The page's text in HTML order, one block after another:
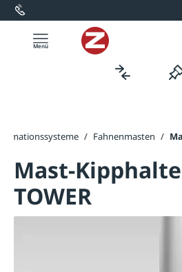
springen
/ Fahnenmasten /
Mast-
TOWER